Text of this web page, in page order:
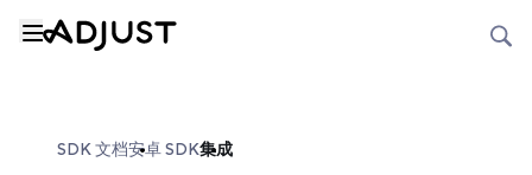
SDK 文档安卓 SDK集成